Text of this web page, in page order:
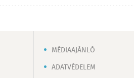
MÉDIAAJÁNLÓ
ADATVÉDELEM